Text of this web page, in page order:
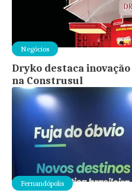
Negócios
Dryko destaca
na Construsul
Fernandópolis